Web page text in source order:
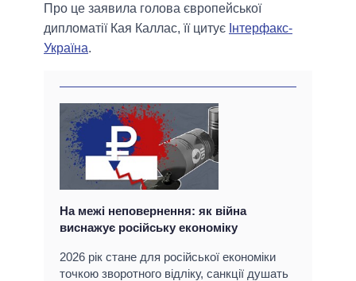
Про це заявила голова європейської
дипломатії Кая Каллас, її цитує Інтерфакс-
Україна.
На межі неповернення: як війна
виснажує російську економіку
2026 рік стане для російської економіки
точкою зворотного відліку, санкції душать